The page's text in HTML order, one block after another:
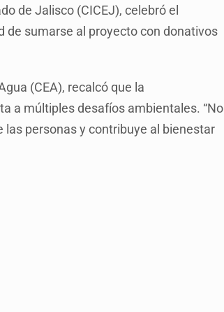
de Jalisco (CICEJ), celebró el
de sumarse al proyecto con donativos
(CEA), recalcó que la
a múltiples desafíos ambientales. “No
personas y contribuye al bienestar